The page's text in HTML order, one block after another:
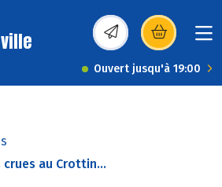
(s’ouvre dans une
Ouvert jusqu'à 19:00
au Crottin...